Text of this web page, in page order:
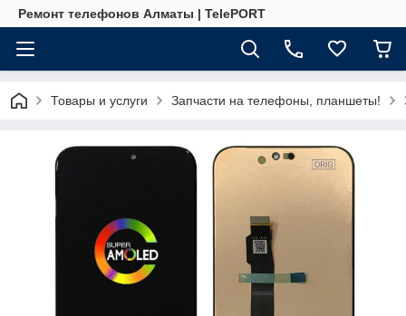
Ремонт телефонов Алматы | TelePORT
Товары и услуги Запчасти на телефоны, планшеты!